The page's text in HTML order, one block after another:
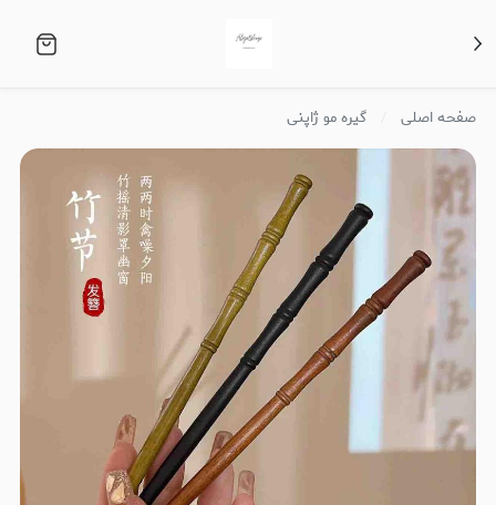
صفحه اصلی گیره مو ژاپنی